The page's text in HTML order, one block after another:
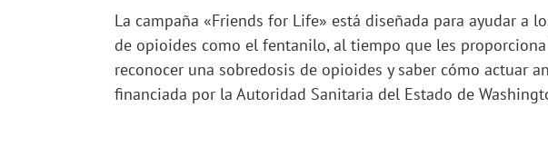
La campaña «Friends for Life» está diseñada para ayudar a
de opioides como el fentanilo, al tiempo que les
reconocer una sobredosis de opioides y saber cómo actuar
financiada por la Autoridad Sanitaria del Estado de